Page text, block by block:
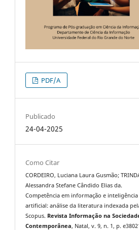
PDF/A
Publicado
24-04-2025
Como Citar
CORDEIRO, Luciana Laura Gusmão;
Alessandra Stefane Cândido Elias da.
Competência em informação e inteligência
artificial: análise da literatura indexada
Scopus. Revista Informação na
Contemporânea, Natal, v. 9, n. 1, p.